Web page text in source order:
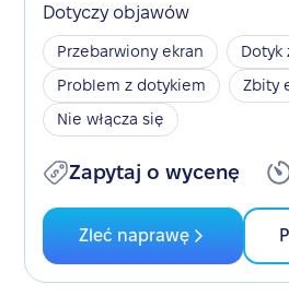
Dotyczy objawów
Przebarwiony ekran
Dotyk
Problem z dotykiem
Zbity
Nie włącza się
Zapytaj o wycenę
Zleć naprawę